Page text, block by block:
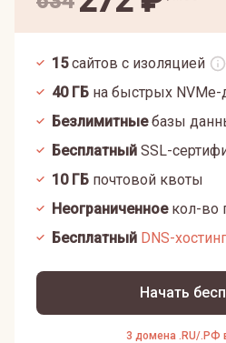
15 сайтов с изоляцией
40ГБ на быстрых NVMe-
Безлимитныебазы
Бесплатный SSL-
10ГБ почтовой квоты
Неограниченноекол-во
Бесплатный DNS-хостинг
Начать
3 домена .RU/.РФ